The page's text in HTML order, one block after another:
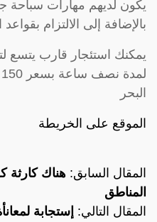
يكون لديهم مهارات سباحة
بالإضافة إلى الالتزام
يمكنك استئجار قارب
البحر
الموقع على الخريطة
المقال السابق: هناك كارثة
المناطق
المقال التالي: إستجابة